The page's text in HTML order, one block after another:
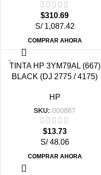
$310.69
S/ 1,087.42
COMPRAR AHORA
TINTA HP 3YM79AL (667)
BLACK (DJ 2775 / 4175)
HP
SKU:000887
$13.73
S/ 48.06
COMPRAR AHORA